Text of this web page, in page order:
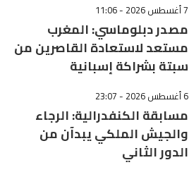
7 أغسطس 2026 - 11:06
مصدر دبلوماسي: المغرب
مستعد لاستعادة القاصرين من
سبتة بشراكة إسبانية
6 أغسطس 2026 - 23:07
مسابقة الكنفدرالية: الرجاء
والجيش الملكي يبدآن من
الدور الثاني